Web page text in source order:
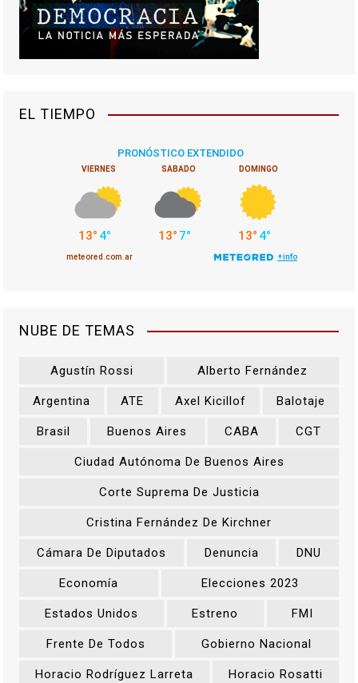
EL TIEMPO
NUBE DE TEMAS
Agustín Rossi Alberto Fernández
Argentina ATE Axel Kicillof Balotaje
Brasil Buenos Aires CABA CGT
Ciudad Autónoma De Buenos Aires
Corte Suprema De Justicia
Cristina Fernández De Kirchner
Cámara De Diputados Denuncia DNU
Economía Elecciones 2023
Estados Unidos Estreno FMI
Frente De Todos Gobierno Nacional
Horacio Rodríguez Larreta Horacio Rosatti